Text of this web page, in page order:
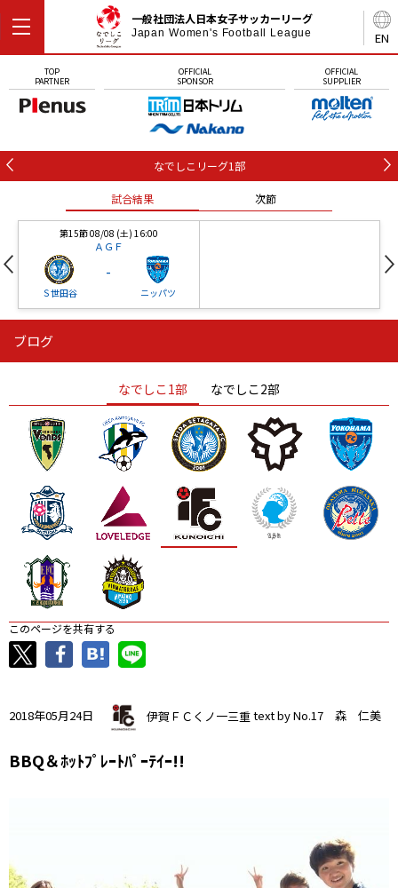
EN
一般社団法人日本女子サッカーリーグ
Japan Women's Football League
TOP
PARTNER
OFFICIAL
SPONSOR
OFFICIAL
SUPPLIER
なでしこリーグ1部
試合結果 次節
第15節 08/08 (土) 16:00
ＡＧＦ
Ｓ世田谷
-
ニッパツ
ニッパツ
ニッパツ 名古屋
石人の星
静岡 愛媛Ｌ
ブログ
なでしこ1部 なでしこ2部
このページを共有する
2018年05月24日 伊賀ＦＣくノ一三重text by No.17 森 仁美
BBQ＆ﾎｯﾄﾌﾟﾚｰﾄﾊﾟｰﾃｲｰ!!